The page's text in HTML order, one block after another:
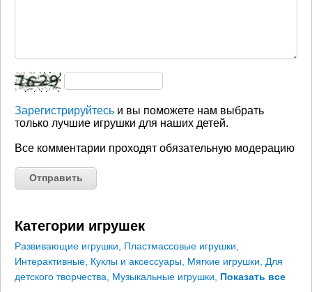
Зарегистрируйтесь и вы поможете нам выбрать
только лучшие игрушки для наших детей.
Все комментарии проходят обязательную модерацию
Категории игрушек
Развивающие игрушки Пластмассовые игрушки
Интерактивные Куклы и аксессуары Мягкие игрушки
Для
детского творчества
Музыкальные игрушки Показать все